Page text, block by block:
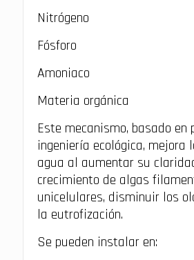
Nitrógeno
Fósforo
Amoniaco
Materia orgánica
Este mecanismo, basado en
ingeniería ecológica, mejora
agua al aumentar su
crecimiento de algas
unicelulares, disminuir los
la eutrofización.
Se pueden instalar en: